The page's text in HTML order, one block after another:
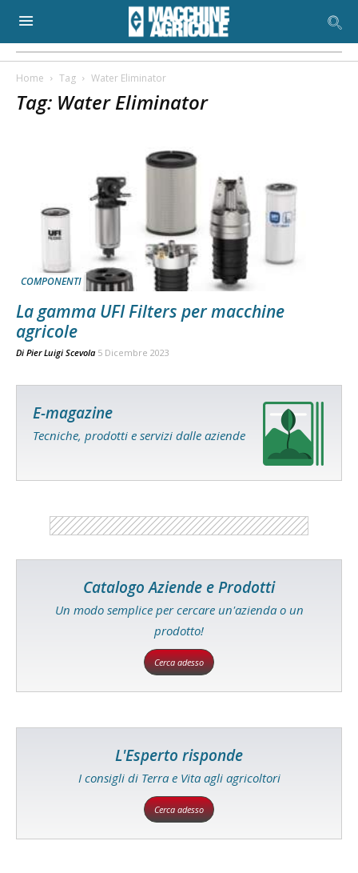
Home Tag Water Eliminator
Tag: Water Eliminator
COMPONENTI
La gamma UFI Filters per macchine
agricole
Di Pier Luigi Scevola 5 Dicembre 2023
E-magazine
Tecniche, prodotti e servizi dalle aziende
Catalogo Aziende e Prodotti
Un modo semplice per cercare un'azienda o un
prodotto!
Cerca adesso
L'Esperto risponde
I consigli di Terra e Vita agli agricoltori
Cerca adesso